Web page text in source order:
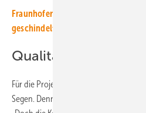
Fraunhofer ISE: Produktionslinie für
geschindelten Solarzellen errichtet
Qualität bleibt auf
Für die Projektierer und Solarkunden
Segen. Denn sie machen den eigenen